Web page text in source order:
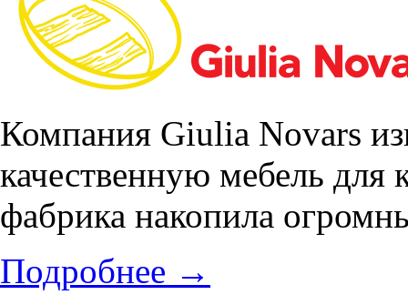
Компания Giulia Novars
качественную мебель для
фабрика накопила
Подробнее →